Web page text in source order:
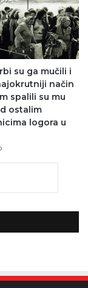
su ga mučili i
način
spalili su mu
ostalim
logora u